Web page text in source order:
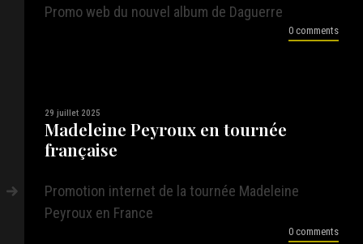
Promo web du nouvel album de Daguerre
0 comments
29 juillet 2025
Madeleine Peyroux en tournée
française
Promotion internet de la tournée Madeleine
Peyroux en France
0 comments